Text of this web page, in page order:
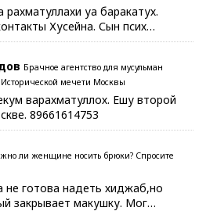
уа баракатух.
Хусейна. Сын псих…
Брачное агентство для мусульман
мечети Москвы
варахматуллох. Ешу второй
89661614753
ли женщине носить брюки? Спросите
не готова надеть хиджаб,но
закрывает макушку. Мог…